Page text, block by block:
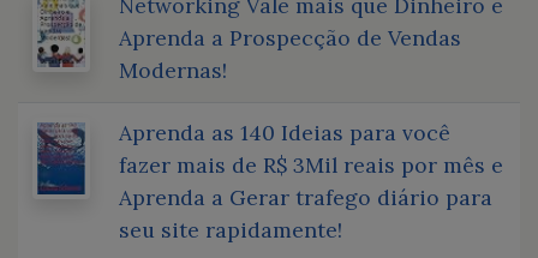
Aprenda a Prospecção de Vendas
Modernas!
Aprenda as 140 Ideias para você
fazer mais de R$ 3Mil reais por mês e
Aprenda a Gerar trafego diário para
seu site rapidamente!